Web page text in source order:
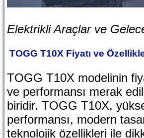
Elektrikli Araçlar ve
TOGG T10X Fiyatı ve
TOGG T10X modelinin
ve performansı merak
biridir. TOGG T10X,
performansı, modern
teknolojik özellikleri ile